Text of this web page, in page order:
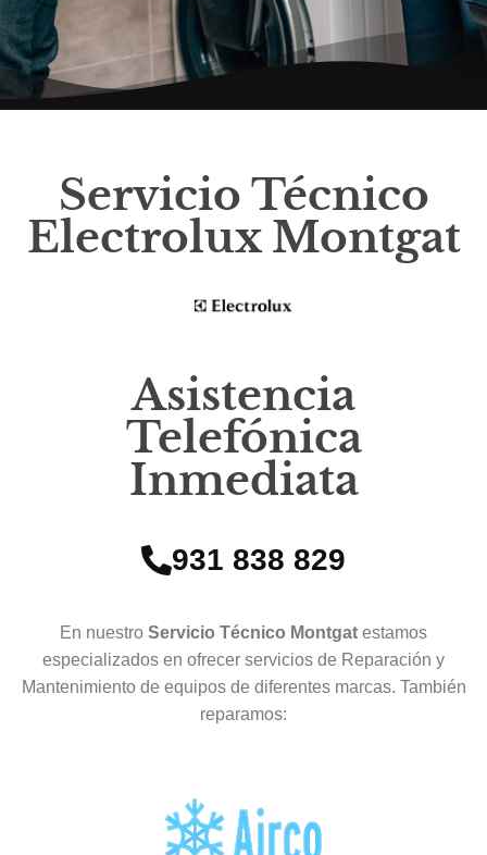
Servicio Técnico
Electrolux Montgat
Asistencia
Telefónica
Inmediata
931 838 829
En nuestro Servicio Técnico Montgat estamos
especializados en ofrecer servicios de Reparación y
Mantenimiento de equipos de diferentes marcas. También
reparamos: